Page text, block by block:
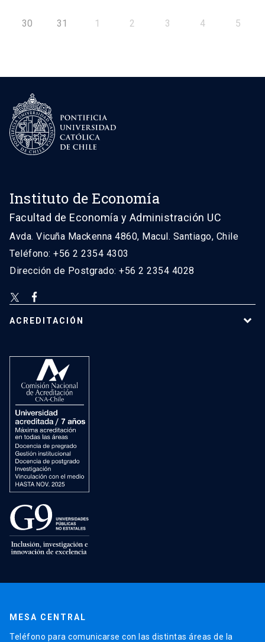
30 31 1 2 3 4 5
Instituto de Economía
Facultad de Economía y Administración UC
Avda. Vicuña Mackenna 4860, Macul. Santiago, Chile
Teléfono: +56 2 2354 4303
Dirección de Postgrado: +56 2 2354 4028
ACREDITACIÓN
MESA CENTRAL
Teléfono para comunicarse con las distintas áreas de la